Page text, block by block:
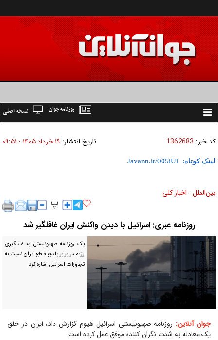
Toggle
نسخه اصلی روزنامه جوان
کد خبر: 1362683 تاریخ انتشار: ۱۹ خرداد ۱۴۰۵ - ۰۹:۵۱
لینک کوتاه:
بين‌الملل » اخبار كلی
روزنامه عبری: اسرائیل با دیدن واکنش ایران غافلگیر شد
یک روزنامه صهیونیستی به غافلگیری
رژیم در برابر پاسخ قاطع ایران نسبت به
تجاوزات اسرائیل اشاره کرد.
جوان آنلاین: روزنامه صهیونیستی اسرائیل هیوم گزارش داد، ایران در خلق
یک معادله به شدت نگران کننده موفق عمل کرده است.